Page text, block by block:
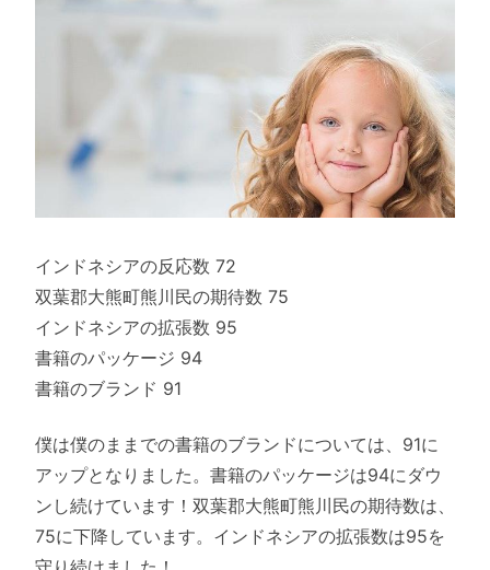
インドネシアの反応数 72
双葉郡大熊町熊川民の期待数 75
インドネシアの拡張数 95
書籍のパッケージ 94
書籍のブランド 91
僕は僕のままでの書籍のブランドについては、91に
アップとなりました。書籍のパッケージは94にダウ
ンし続けています！双葉郡大熊町熊川民の期待数は、
75に下降しています。インドネシアの拡張数は95を